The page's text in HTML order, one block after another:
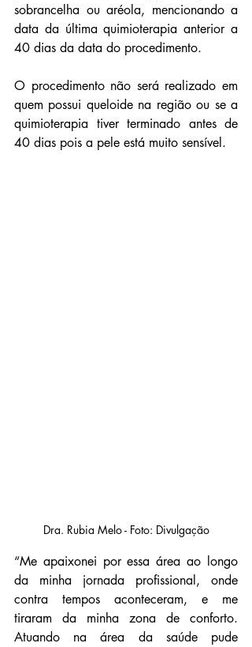
sobrancelha ou aréola, mencionando a
data da última quimioterapia anterior a
40 dias da data do procedimento.
O procedimento não será realizado em
quem possui queloide na região ou se a
quimioterapia tiver terminado antes de
40 dias pois a pele está muito sensível.
Dra. Rubia Melo - Foto: Divulgação
“Me apaixonei por essa área ao longo
da minha jornada profissional, onde
contra tempos aconteceram, e me
tiraram da minha zona de conforto.
Atuando na área da saúde pude